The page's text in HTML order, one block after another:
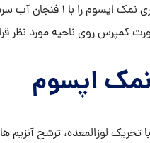
برای از بین بردن آثار کبودی
کمپرس روی ناحیه مورد نظر
اپسوم
لوزالمعده، ترشح آنزیم